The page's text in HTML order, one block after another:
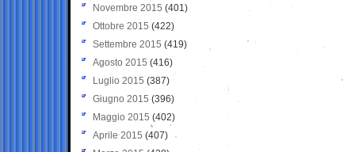
Novembre 2015 (401)
Ottobre 2015 (422)
Settembre 2015 (419)
Agosto 2015 (416)
Luglio 2015 (387)
Giugno 2015 (396)
Maggio 2015 (402)
Aprile 2015 (407)